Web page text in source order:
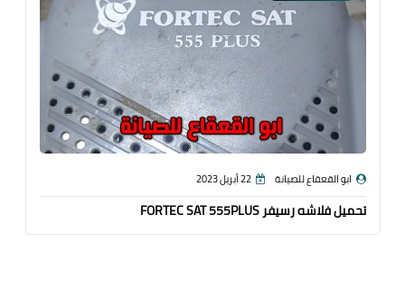
ابو القعقاع للصيانة 22 أبريل 2023
تحميل فلاشه رسيفر FORTEC SAT 555PLUS